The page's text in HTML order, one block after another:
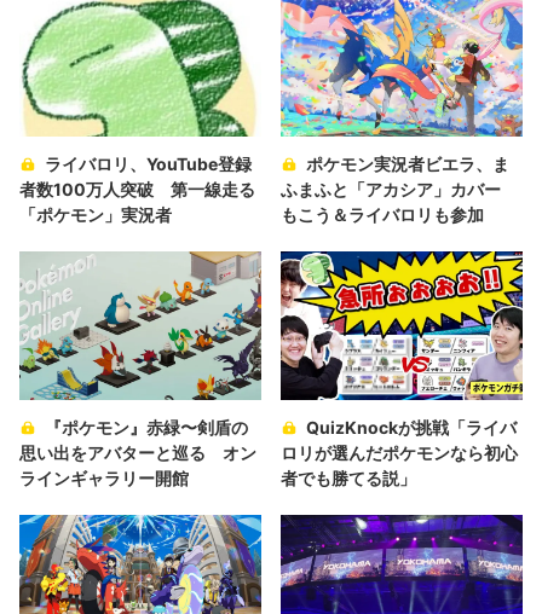
ライバロリ、YouTube登録
者数100万人突破 第一線走る
「ポケモン」実況者
ポケモン実況者ビエラ、ま
ふまふと「アカシア」カバー
もこう＆ライバロリも参加
『ポケモン』赤緑〜剣盾の
思い出をアバターと巡る オン
ラインギャラリー開館
QuizKnockが挑戦「ライバ
ロリが選んだポケモンなら初心
者でも勝てる説」